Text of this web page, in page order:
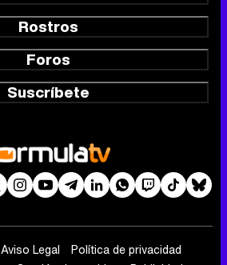
Rostros
Foros
Suscríbete
Aviso Legal
Política de privacidad